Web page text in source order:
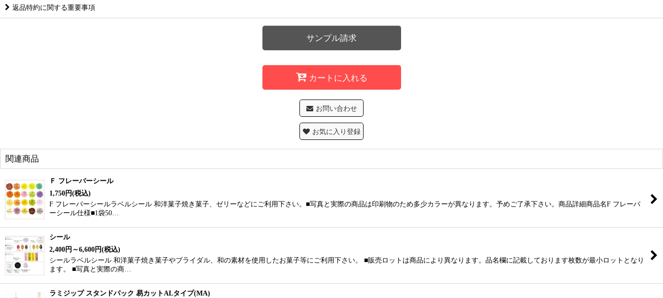
返品特約に関する重要事項
サンプル請求
カートに入れる
お問い合わせ
お気に入り登録
関連商品
Ｆ フレーバーシール
1,750円(税込)
F フレーバーシールラベルシール 和洋菓子焼き菓子、ゼリーなどにご利用下さい。■写真と実際の商品は印刷物のため多少カラーが異なります。予めご了承下さい。商品詳細商品名F フレーバ
ーシール仕様■1袋50…
シール
2,400円 ～6,600円(税込)
シールラベルシール 和洋菓子焼き菓子やブライダル、和の素材を使用したお菓子等にご利用下さい。 ■販売ロットは商品により異なります。品名欄に記載しております枚数が最小ロットとなり
ます。 ■写真と実際の商…
ラミジップ スタンドパック 易カットALタイプ(MA)